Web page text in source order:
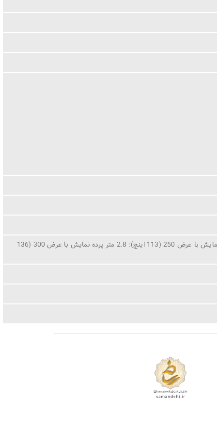
پرده نمایش با عرض 180 (89 اینچ): 2 متر پرده نمایش با عرض 200 (98 اینچ) : 2.2 متر پرده نمایش با عرض 250 (113 اینچ): 2.8 متر پرده نمایش با عرض 300 (136